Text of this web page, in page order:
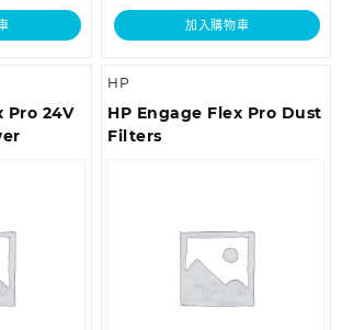
加入購物車
Pro 24V
HP
HP Engage Flex Pro Dust
Filters